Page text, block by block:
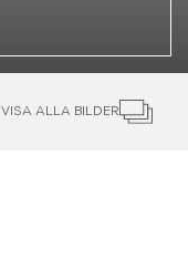
VISA ALLA BILDER